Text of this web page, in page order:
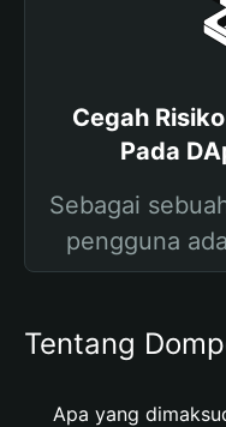
Cegah
Pada
Sebagai
pengguna
Tentang
Apa yang